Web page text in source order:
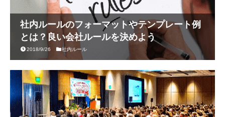
社内ルールのフォーマットやテンプレート例
とは？良い会社ルールを決めよう
2018/9/26 社内ルール